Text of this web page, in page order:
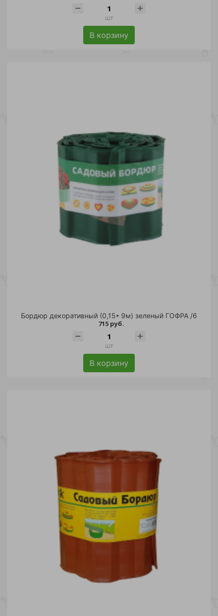
шт
В корзину
Бордюр декоративный (0,15* 9м) зеленый ГОФРА /6
715 руб.
шт
В корзину